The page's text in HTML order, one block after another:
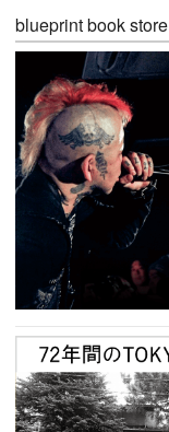
blueprint book store